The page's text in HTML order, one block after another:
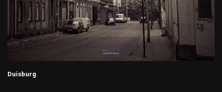
Duisburg